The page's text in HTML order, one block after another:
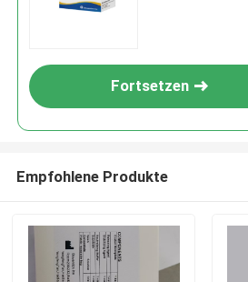
Fortsetzen
Empfohlene Produkte